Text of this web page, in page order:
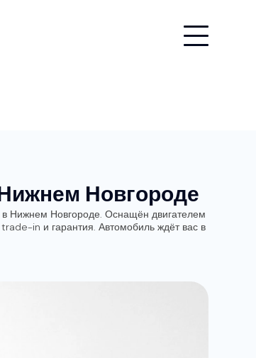
Новгороде
Нижнем Новгороде. Оснащён двигателем
in и гарантия. Автомобиль ждёт вас в